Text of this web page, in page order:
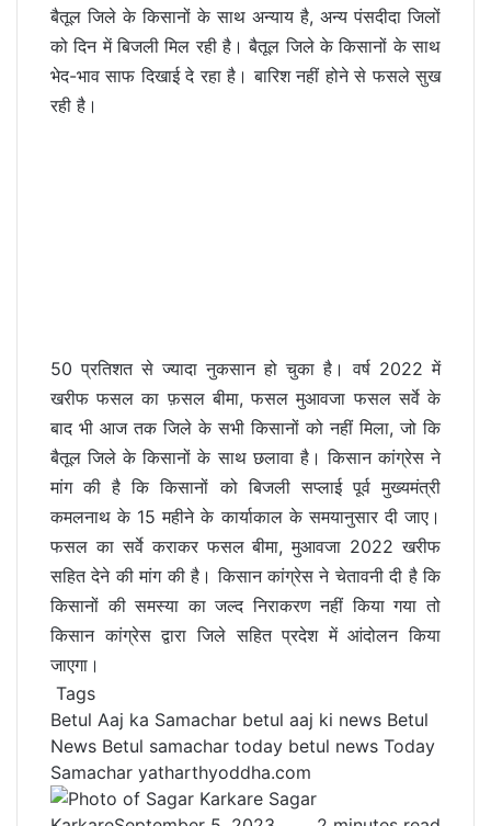
बैतूल जिले के किसानों के साथ अन्याय है, अन्य पंसदीदा जिलों
को दिन में बिजली मिल रही है। बैतूल जिले के किसानों के साथ
भेद-भाव साफ दिखाई दे रहा है। बारिश नहीं होने से फसले सुख
रही है।
50 प्रतिशत से ज्यादा नुकसान हो चुका है। वर्ष 2022 में
खरीफ फसल का फ़सल बीमा, फसल मुआवजा फसल सर्वे के
बाद भी आज तक जिले के सभी किसानों को नहीं मिला, जो कि
बैतूल जिले के किसानों के साथ छलावा है। किसान कांग्रेस ने
मांग की है कि किसानों को बिजली सप्लाई पूर्व मुख्यमंत्री
कमलनाथ के 15 महीने के कार्याकाल के समयानुसार दी जाए।
फसल का सर्वे कराकर फसल बीमा, मुआवजा 2022 खरीफ
सहित देने की मांग की है। किसान कांग्रेस ने चेतावनी दी है कि
किसानों की समस्या का जल्द निराकरण नहीं किया गया तो
किसान कांग्रेस द्वारा जिले सहित प्रदेश में आंदोलन किया
जाएगा।
Tags
Betul Aaj ka Samachar betul aaj ki news Betul
News Betul samachar today betul news Today
Samachar yatharthyoddha.com
Sagar